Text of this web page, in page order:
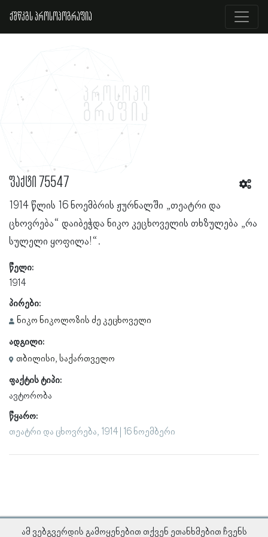
ქშწკგს პროსოპოგრაფია
ფაქტი 75547
1914 წლის 16 ნოემბრის ჟურნალში „თეატრი და
ცხოვრება“ დაიბეჭდა ნიკო კეცხოველის თხზულება „რა
სულელი ყოფილა!“.
წელი:
1914
პირები:
ნიკო ნიკოლოზის ძე კეცხოველი
ადგილი:
თბილისი, საქართველო
ფაქტის ტიპი:
ავტორობა
წყარო:
თეატრი და ცხოვრება, 1914 | 16 ნოემბერი
ამ ვებგვერდის გამოყენებით თქვენ ეთანხმებით ჩვენს